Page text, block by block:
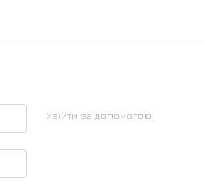
Увійти за допомогою